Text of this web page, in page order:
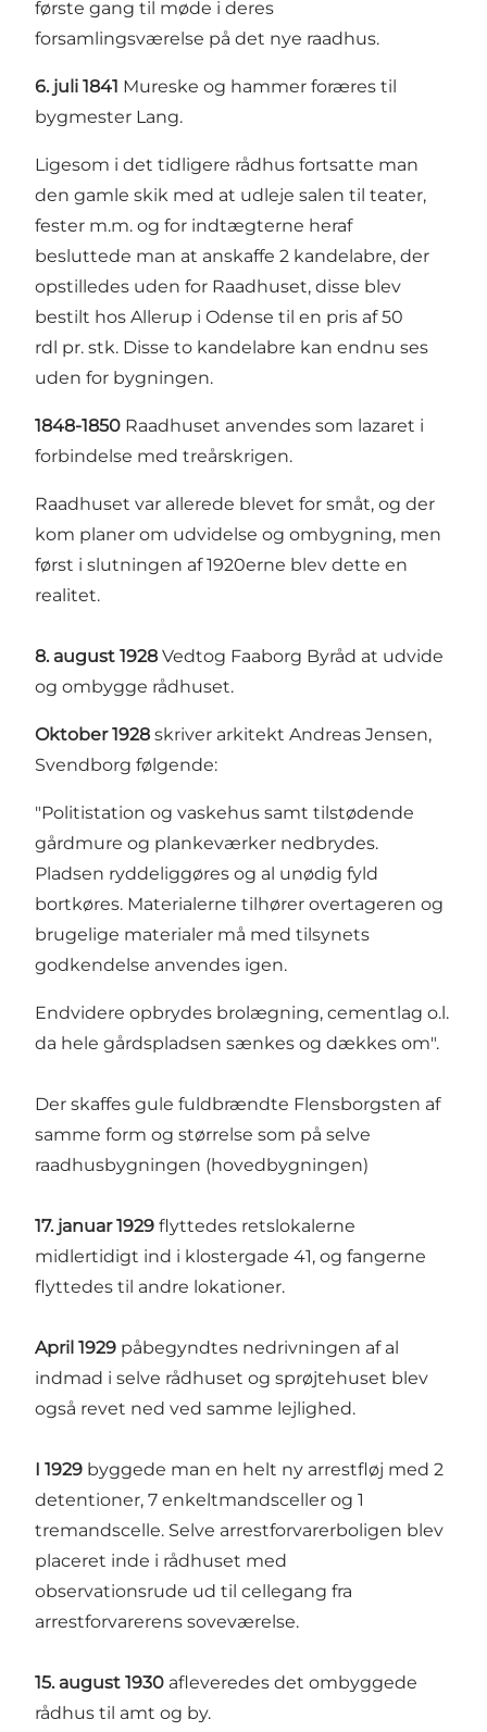
første gang til møde i deres
forsamlingsværelse på det nye raadhus.
6. juli 1841 Mureske og hammer foræres til
bygmester Lang.
Ligesom i det tidligere rådhus fortsatte man
den gamle skik med at udleje salen til teater,
fester m.m. og for indtægterne heraf
besluttede man at anskaffe 2 kandelabre, der
opstilledes uden for Raadhuset, disse blev
bestilt hos Allerup i Odense til en pris af 50
rdl pr. stk. Disse to kandelabre kan endnu ses
uden for bygningen.
1848-1850 Raadhuset anvendes som lazaret i
forbindelse med treårskrigen.
Raadhuset var allerede blevet for småt, og der
kom planer om udvidelse og ombygning, men
først i slutningen af 1920erne blev dette en
realitet.
8. august 1928 Vedtog Faaborg Byråd at udvide
og ombygge rådhuset.
Oktober 1928 skriver arkitekt Andreas Jensen,
Svendborg følgende:
"Politistation og vaskehus samt tilstødende
gårdmure og plankeværker nedbrydes.
Pladsen ryddeliggøres og al unødig fyld
bortkøres. Materialerne tilhører overtageren og
brugelige materialer må med tilsynets
godkendelse anvendes igen.
Endvidere opbrydes brolægning, cementlag o.l.
da hele gårdspladsen sænkes og dækkes om".
Der skaffes gule fuldbrændte Flensborgsten af
samme form og størrelse som på selve
raadhusbygningen (hovedbygningen)
17. januar 1929 flyttedes retslokalerne
midlertidigt ind i klostergade 41, og fangerne
flyttedes til andre lokationer.
April 1929 påbegyndtes nedrivningen af al
indmad i selve rådhuset og sprøjtehuset blev
også revet ned ved samme lejlighed.
I 1929 byggede man en helt ny arrestfløj med 2
detentioner, 7 enkeltmandsceller og 1
tremandscelle. Selve arrestforvarerboligen blev
placeret inde i rådhuset med
observationsrude ud til cellegang fra
arrestforvarerens soveværelse.
15. august 1930 afleveredes det ombyggede
rådhus til amt og by.